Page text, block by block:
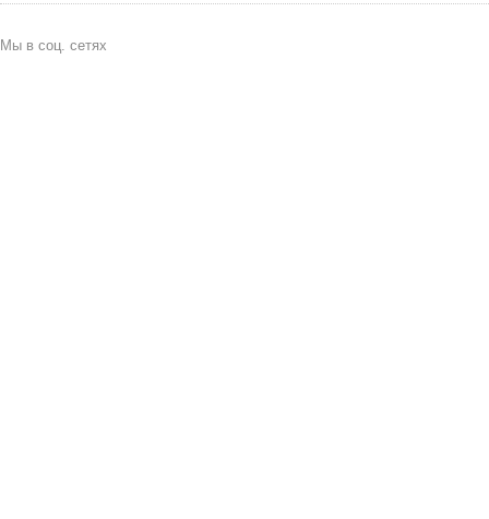
Мы в соц. сетях